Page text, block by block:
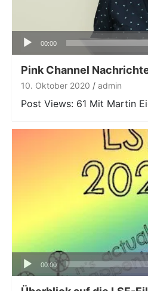
Audio-
Player
00:00
Pink Channel
10. Oktober 2020 admin
Post Views: 61 Mit Martin
Audio-
Player
00:00